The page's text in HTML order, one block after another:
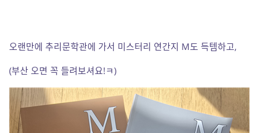
오랜만에 추리문학관에 가서 미스터리 연간지 M도 득템하고,
(부산 오면 꼭 들려보셔요!ㅋ)